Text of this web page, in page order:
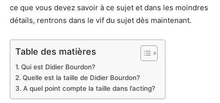
ce que vous devez savoir à ce sujet et dans les moindres
détails, rentrons dans le vif du sujet dès maintenant.
Table des matières
Qui est Didier Bourdon?
Quelle est la taille de Didier Bourdon?
A quel point compte la taille dans l’acting?